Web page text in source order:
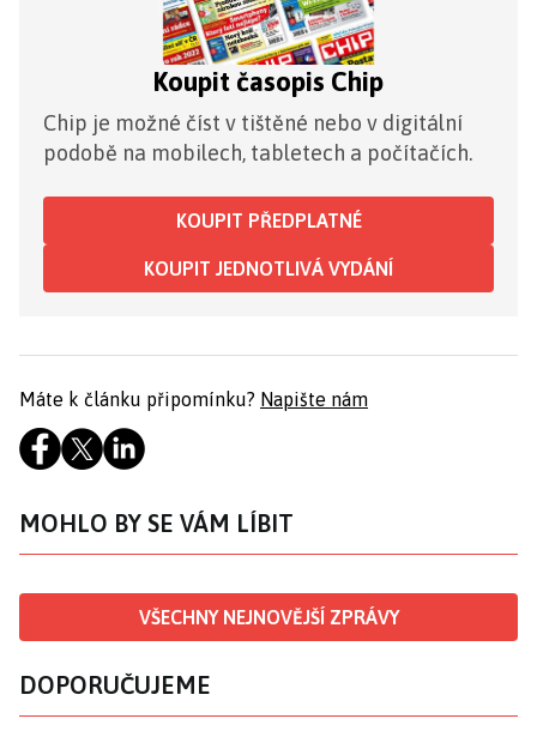
Koupit časopis Chip
Chip je možné číst v tištěné nebo v digitální
podobě na mobilech, tabletech a počítačích.
KOUPIT PŘEDPLATNÉ
KOUPIT JEDNOTLIVÁ VYDÁNÍ
Máte k článku připomínku? Napište nám
MOHLO BY SE VÁM LÍBIT
VŠECHNY NEJNOVĚJŠÍ ZPRÁVY
DOPORUČUJEME